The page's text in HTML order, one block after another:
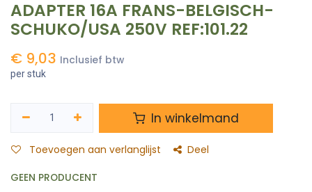
ADAPTER 16A FRANS-BELGISCH-
SCHUKO/USA 250V REF:101.22
€ 9,03 Inclusief btw
per stuk
In winkelmand
Toevoegen aan verlanglijst Deel
GEEN PRODUCENT